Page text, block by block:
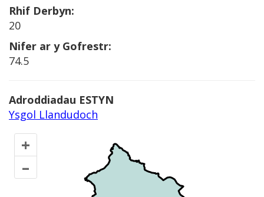
Rhif Derbyn:
20
Nifer ar y Gofrestr:
74.5
Adroddiadau ESTYN
Ysgol Llandudoch
+
–